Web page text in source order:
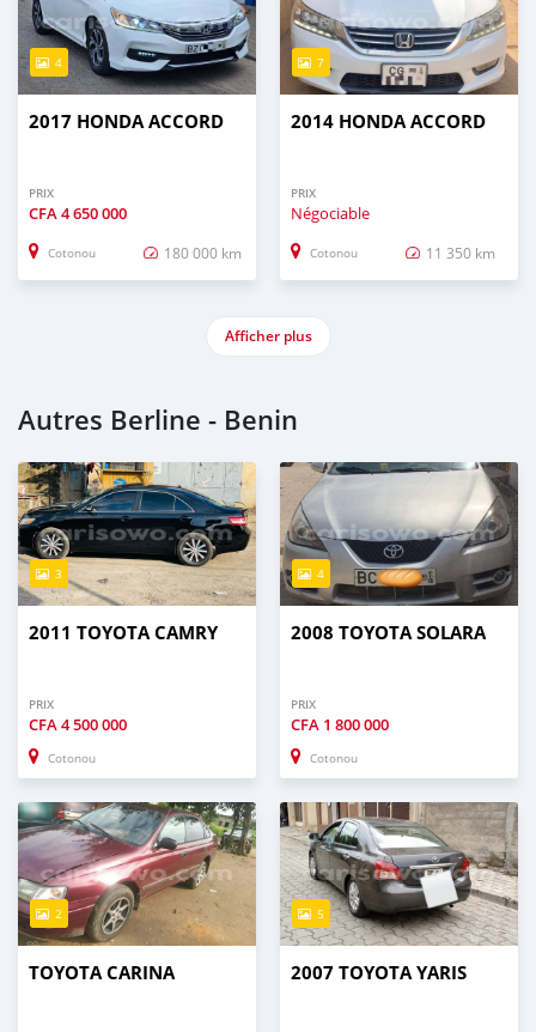
4
2017 HONDA ACCORD
PRIX
CFA4 650 000
Cotonou 180 000 km
7
2014 HONDA ACCORD
PRIX
Négociable
Cotonou 11 350 km
Afficher plus
Autres Berline - Benin
3
2011 TOYOTA CAMRY
PRIX
CFA4 500 000
Cotonou
4
2008 TOYOTA SOLARA
PRIX
CFA 1 800 000
Cotonou
2
TOYOTA CARINA
5
2007 TOYOTA YARIS